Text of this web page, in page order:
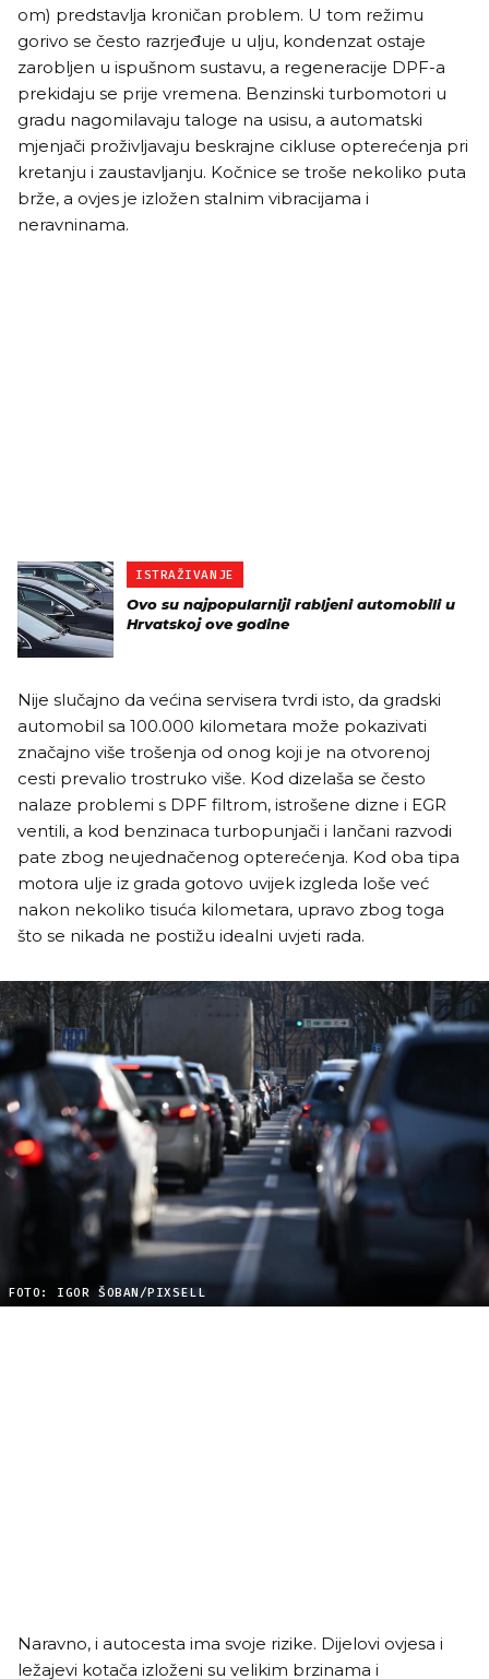
om) predstavlja kroničan problem. U tom režimu
gorivo se često razrjeđuje u ulju, kondenzat ostaje
zarobljen u ispušnom sustavu, a regeneracije DPF-a
prekidaju se prije vremena. Benzinski turbomotori u
gradu nagomilavaju taloge na usisu, a automatski
mjenjači proživljavaju beskrajne cikluse opterećenja pri
kretanju i zaustavljanju. Kočnice se troše nekoliko puta
brže, a ovjes je izložen stalnim vibracijama i
neravninama.
ISTRAŽIVANJE
Ovo su najpopularniji rabljeni automobili u
Hrvatskoj ove godine
Nije slučajno da većina servisera tvrdi isto, da gradski
automobil sa 100.000 kilometara može pokazivati
značajno više trošenja od onog koji je na otvorenoj
cesti prevalio trostruko više. Kod dizelaša se često
nalaze problemi s DPF filtrom, istrošene dizne i EGR
ventili, a kod benzinaca turbopunjači i lančani razvodi
pate zbog neujednačenog opterećenja. Kod oba tipa
motora ulje iz grada gotovo uvijek izgleda loše već
nakon nekoliko tisuća kilometara, upravo zbog toga
što se nikada ne postižu idealni uvjeti rada.
FOTO: IGOR ŠOBAN/PIXSELL
Naravno, i autocesta ima svoje rizike. Dijelovi ovjesa i
ležajevi kotača izloženi su velikim brzinama i